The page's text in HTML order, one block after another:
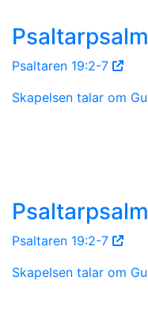
Psaltarpsalm
Psaltaren 19:2-7
Skapelsen talar om
Psaltarpsalm
Psaltaren 19:2-7
Skapelsen talar om